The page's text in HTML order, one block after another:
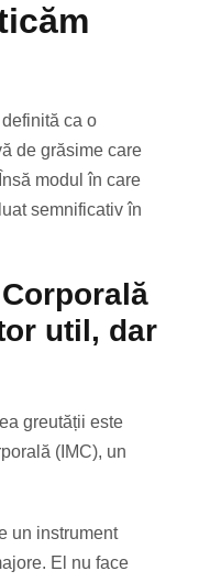
ca o
de grăsime care
modul în care
semnificativ în
util, dar
greutății este
(IMC), un
un instrument
El nu face